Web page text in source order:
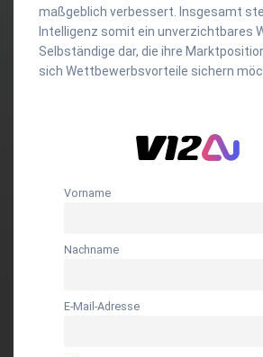
maßgeblich verbessert. Insgesamt
Intelligenz somit ein unverzichtbares
Selbständige dar, die ihre
sich Wettbewerbsvorteile sichern
Vorname
Nachname
E-Mail-Adresse